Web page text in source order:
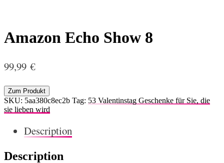
Amazon Echo Show 8
99,99 €
Zum Produkt
SKU: 5aa380c8ec2b Tag: 53 Valentinstag Geschenke für Sie, die
sie lieben wird
Description
Description